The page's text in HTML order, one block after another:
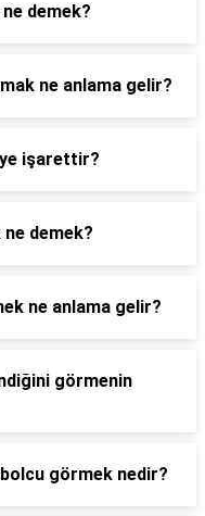
demek?
ne anlama gelir?
işarettir?
demek?
ne anlama gelir?
görmenin
görmek nedir?